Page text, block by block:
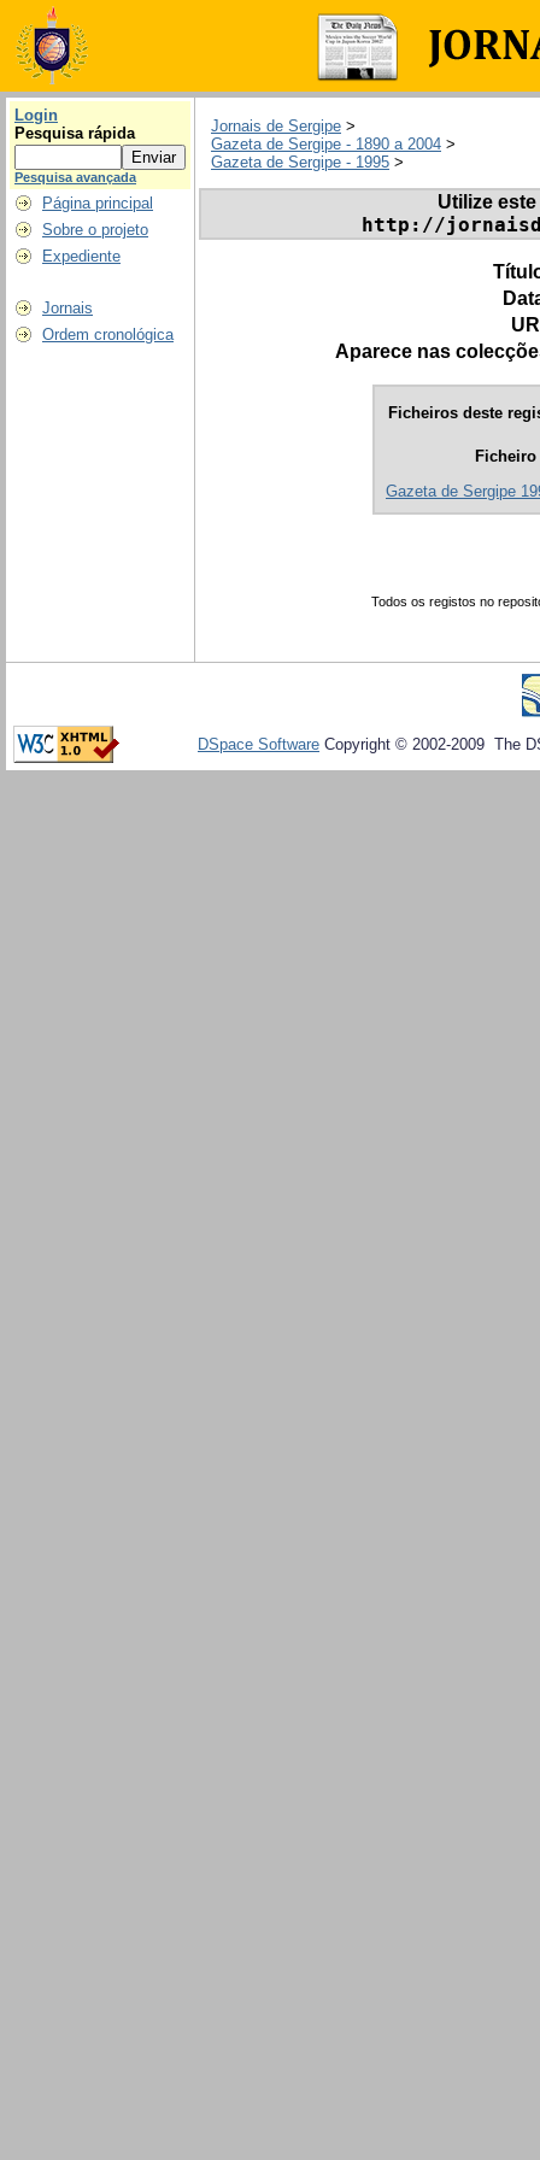
Login
Pesquisa rápida
Pesquisa avançada
Página principal
Sobre o projeto
Expediente
Jornais
Ordem cronológica
Jornais de Sergipe >
Gazeta de Sergipe - 1890 a 2004 >
Gazeta de Sergipe - 1995 >
Utilize
http://
Aparece nas
Ficheiros deste
Ficheiro
Gazeta de Sergipe
Todos os registos no
DSpace Software Copyright © 2002-2009 The